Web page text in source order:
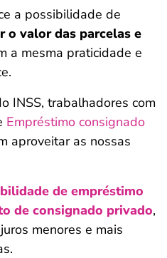
a possibilidade de
o valor das parcelas e
a mesma praticidade e
INSS, trabalhadores com
Empréstimo consignado
aproveitar as nossas
de empréstimo
de consignado privado,
menores e mais